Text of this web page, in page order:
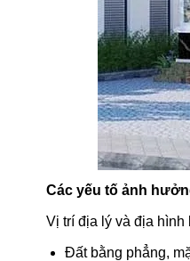
Các yếu tố ảnh
Vị trí địa lý và địa hình
Đất bằng phẳng,